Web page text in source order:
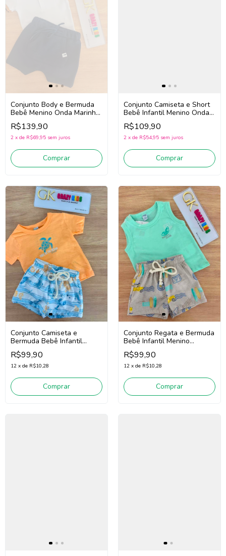
Conjunto Body e Bermuda
Bebê Menino Onda Marinha
1263016 (Branco/Marinho)
R$139,90
2 x de R$69,95 sem juros
Comprar
Conjunto Camiseta e Short
Bebê Infantil Menino Onda
Marinha 1263023
(Amarelo/Azul)
R$109,90
2 x de R$54,95 sem juros
Comprar
Conjunto Camiseta e
Bermuda Bebê Infantil
Menino Divertto 16393
(Laranja/Azul)
R$99,90
12 x de R$10,28
Comprar
Conjunto Regata e Bermuda
Bebê Infantil Menino
Divertto 16391
(Verde/Bege)
R$99,90
12 x de R$10,28
Comprar